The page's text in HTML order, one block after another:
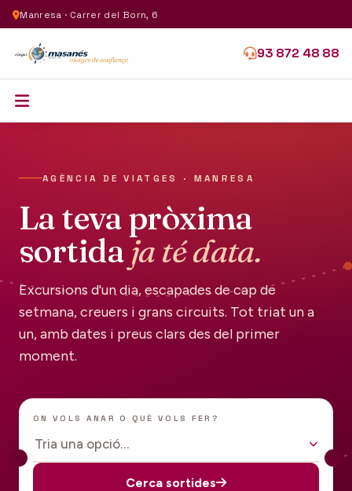
Manresa · Carrer del Born, 6
93 872 48 88
AGÈNCIA DE VIATGES · MANRESA
La teva pròxima
sortidaja té data.
Excursions d'un dia, escapades de cap de
setmana, creuers i grans circuits. Tot triat un a
un, amb dates i preus clars des del primer
moment.
ON VOLS ANAR O QUÈ VOLS FER?
Tria una opció…
Cerca sortides